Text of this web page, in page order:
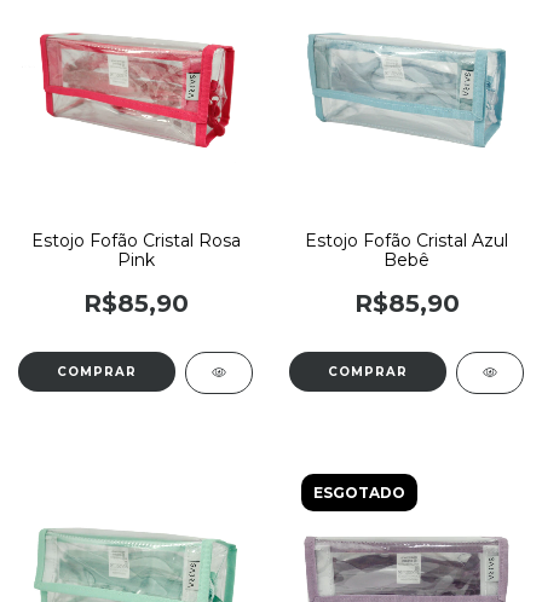
Estojo Fofão Cristal Rosa
Pink
R$85,90
Estojo Fofão Cristal Azul
Bebê
R$85,90
ESGOTADO